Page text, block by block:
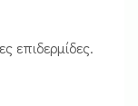
επιδερμίδες.